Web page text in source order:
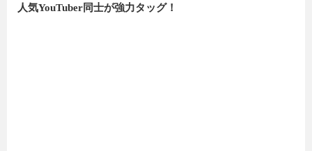
人気YouTuber同士が強力タッグ！